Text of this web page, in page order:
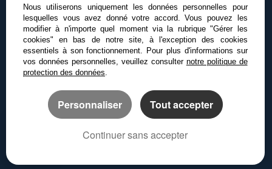
s’adapte automatiquement aux différents types d'écrans
Logiciel immobilier Adapt Immo
Nous utiliserons uniquement les données personnelles pour
lesquelles vous avez donné votre accord. Vous pouvez les
modifier à n'importe quel moment via la rubrique "Gérer les
cookies" en bas de notre site, à l'exception des cookies
essentiels à son fonctionnement. Pour plus d'informations sur
vos données personnelles, veuillez consulter notre politique de
protection des données.
Personnaliser Tout accepter
Continuer sans accepter